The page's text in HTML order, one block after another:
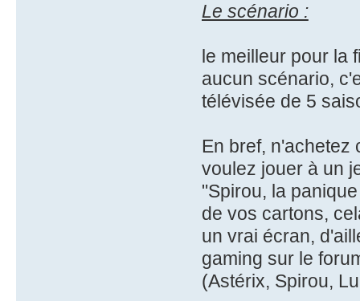
Le scénario :
le meilleur pour la
aucun scénario,
télévisée de 5
En bref, n'achetez
voulez jouer à un
"Spirou, la
de vos cartons,
un vrai écran,
gaming sur le
(Astérix, Spirou,